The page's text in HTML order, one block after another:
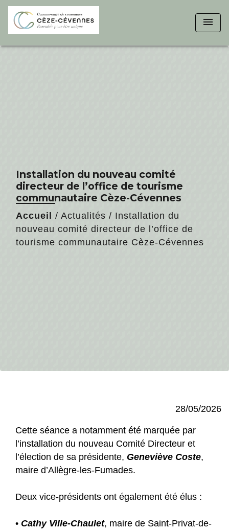
menu
Installation du nouveau comité
directeur de l’office de tourisme
communautaire Cèze-Cévennes
Accueil / Actualités / Installation du
nouveau comité directeur de l’office de
tourisme communautaire Cèze-Cévennes
28/05/2026
Cette séance a notamment été marquée par
l’installation du nouveau Comité Directeur et
l’élection de sa présidente, Geneviève Coste,
maire d’Allègre-les-Fumades.
​​​​​​​Deux vice-présidents ont également été élus :
• Cathy Ville-Chaulet, maire de Saint-Privat-de-